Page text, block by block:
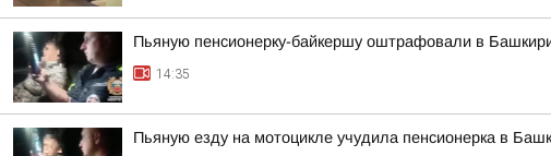
Пьяную пенсионерку-байкершу оштрафовали в
14:35
Пьяную езду на мотоцикле учудила пенсионерка в